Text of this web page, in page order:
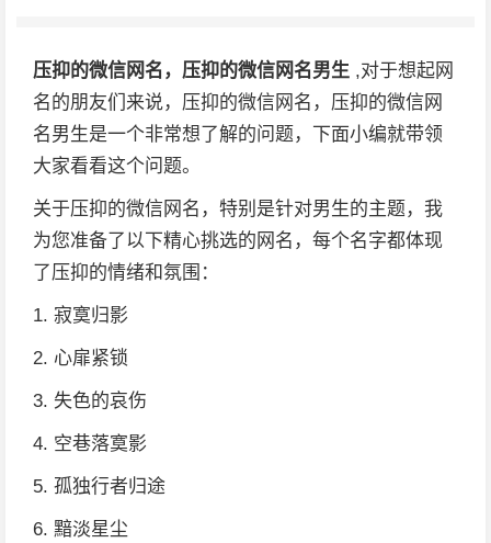
压抑的微信网名，压抑的微信网名男生 ,对于想起网
名的朋友们来说，压抑的微信网名，压抑的微信网
名男生是一个非常想了解的问题，下面小编就带领
大家看看这个问题。
关于压抑的微信网名，特别是针对男生的主题，我
为您准备了以下精心挑选的网名，每个名字都体现
了压抑的情绪和氛围：
1. 寂寞归影
2. 心扉紧锁
3. 失色的哀伤
4. 空巷落寞影
5. 孤独行者归途
6. 黯淡星尘